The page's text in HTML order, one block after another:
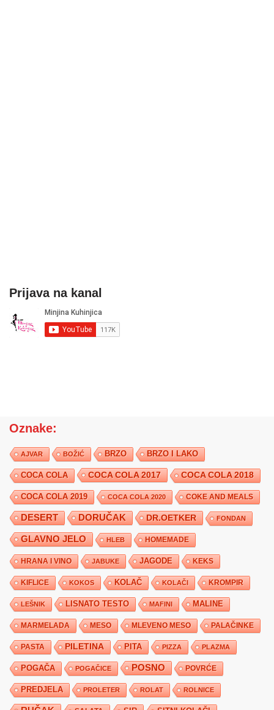
Prijava na kanal
Oznake:
AJVAR BOŽIĆ BRZO BRZO I LAKO
COCA COLA COCA COLA 2017 COCA COLA 2018
COCA COLA 2019 COCA COLA 2020 COKE AND MEALS
DESERT DORUČAK DR.OETKER FONDAN
GLAVNO JELO HLEB HOMEMADE
HRANA I VINO JABUKE JAGODE KEKS
KIFLICE KOKOS KOLAČ KOLAČI KROMPIR
LEŠNIK LISNATO TESTO MAFINI MALINE
MARMELADA MESO MLEVENO MESO PALAČINKE
PASTA PILETINA PITA PIZZA PLAZMA
POGAČA POGAČICE POSNO POVRĆE
PREDJELA PROLETER ROLAT ROLNICE